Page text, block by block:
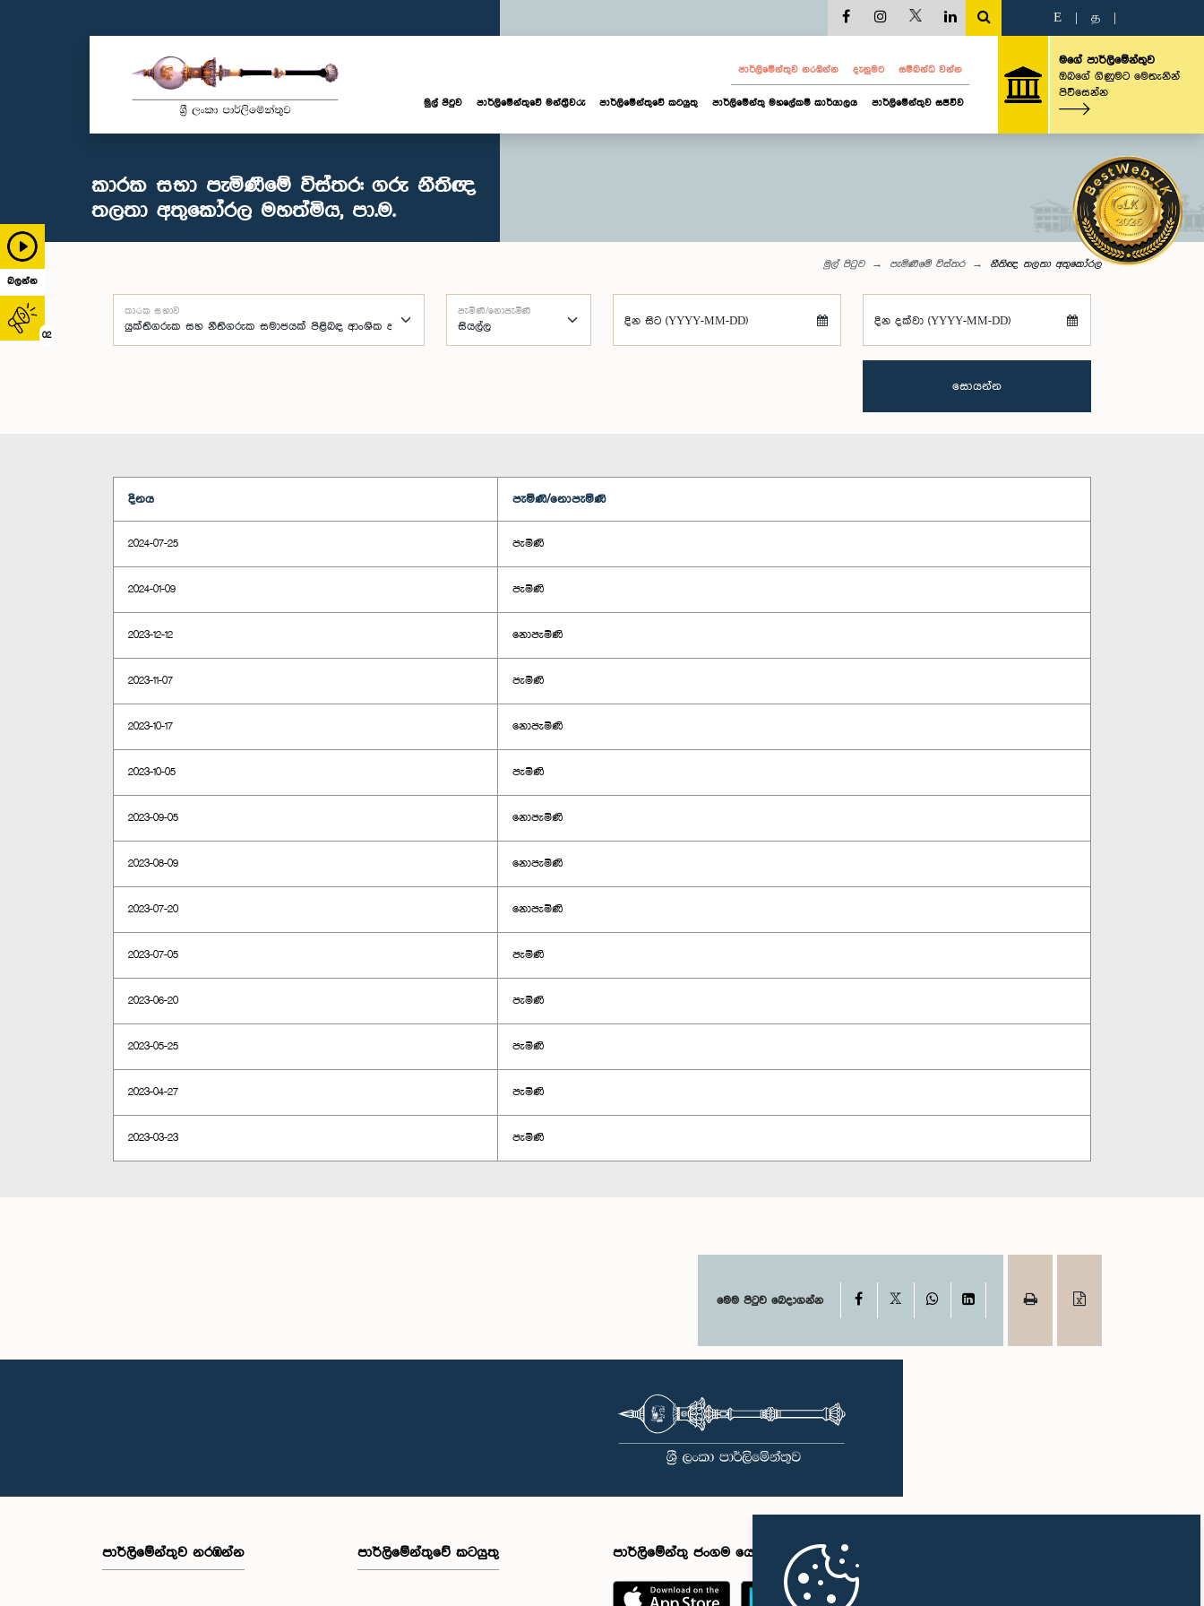
බලන්න
02
E த
පාර්ලි‌මේන්තුව නරඹන්න දැනුමට සම්බන්ධ වන්න
මුල් පිටුව පාර්ලි‌මේන්තුවේ මන්ත්‍රීවරු පාර්ලිමේන්තුවේ කටයුතු පාර්ලිමේන්තු මහලේකම් කාර්යාලය පාර්ලිමේන්තුව සජීවීව
මගේ පාර්ලිමේන්තුව
ඔබගේ ගිණුමට මෙතැනින්
පිවිසෙන්න
කාරක සභා පැමිණීමේ විස්තර: ගරු නීතිඥ
තලතා අතුකෝරල මහත්මිය, පා.ම.
මුල් පිටුව පැමිණීමේ විස්තර නීතිඥ තලතා අතුකෝරල
කාරක සභාව පැමිණි/නොපැමිණි
දින සිට (YYYY-MM-DD) දින දක්වා (YYYY-MM-DD)
සොයන්න
දිනය පැමිණි/නොපැමිණි
2024-07-25 පැමිණි
2024-01-09 පැමිණි
2023-12-12 නොපැමිණි
2023-11-07 පැමිණි
2023-10-17 නොපැමිණි
2023-10-05 පැමිණි
2023-09-05 නොපැමිණි
2023-08-09 නොපැමිණි
2023-07-20 නොපැමිණි
2023-07-05 පැමිණි
2023-06-20 පැමිණි
2023-05-25 පැමිණි
2023-04-27 පැමිණි
2023-03-23 පැමිණි
මෙම පිටුව බෙදාගන්න Facebook WhatsAppLinkedIn
පාර්ලි‌මේන්තුව නරඹන්න පාර්ලිමේන්තුවේ කටයුතු පාර්ලිමේන්තු ජංගම යෙදුම